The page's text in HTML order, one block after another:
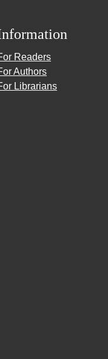
Readers
Authors
Librarians